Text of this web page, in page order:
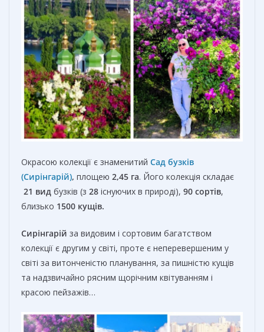
Окрасою колекції є знаменитий Сад бузків
(Сирінгарій), площею 2,45 га. Його колекція складає
21 вид бузків (з 28 існуючих в природі), 90 сортів,
близько 1500 кущів.
Сирінгарій за видовим і сортовим багатством
колекції є другим у світі, проте є неперевершеним у
світі за витонченістю планування, за пишністю кущів
та надзвичайно рясним щорічним квітуванням і
красою пейзажів…